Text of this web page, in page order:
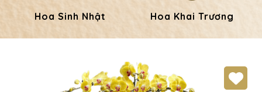
Hoa Sinh Nhật Hoa Khai Trương